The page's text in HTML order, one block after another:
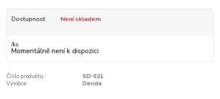
Dostupnost Není skladem
/ks
Momentálně není k dispozici
Číslo produktu:
SD-021
Výrobce:
Decida